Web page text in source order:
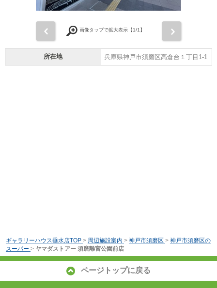
画像タップで拡大表示【1/1】
所在地 兵庫県神戸市須磨区高倉台１丁目1-1
ギャラリーハウス垂水店TOP > 周辺施設案内 > 神戸市須磨区 > 神戸市須磨区の
スーパー > ヤマダストアー 須磨離宮公園前店
ページトップに戻る